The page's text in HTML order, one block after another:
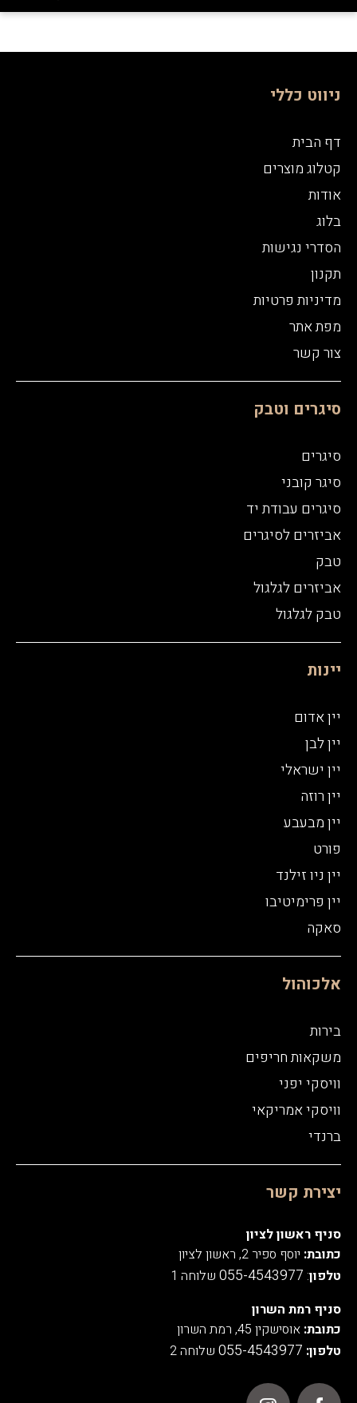
ניווט כללי
דף הבית
קטלוג מוצרים
אודות
בלוג
הסדרי נגישות
תקנון
מדיניות פרטיות
מפת אתר
צור קשר
סיגרים וטבק
סיגרים
סיגר קובני
סיגרים עבודת יד
אביזרים לסיגרים
טבק
אביזרים לגלגול
טבק לגלגול
יינות
יין אדום
יין לבן
יין ישראלי
יין רוזה
יין מבעבע
פורט
יין ניו זילנד
יין פרימיטיבו
סאקה
אלכוהול
בירות
משקאות חריפים
וויסקי יפני
וויסקי אמריקאי
ברנדי
יצירת קשר
סניף ראשון לציון
כתובת: יוסף ספיר 2, ראשון לציון
טלפון:
055-4543977 שלוחה 1
סניף רמת השרון
כתובת: אוסישקין 45, רמת השרון
טלפון: 055-4543977 שלוחה 2